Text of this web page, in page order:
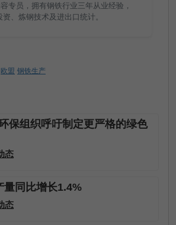
专员，拥有钢铁行业三年从业经验，
、炼钢技术及进出口统计。
欧盟 钢铁生产
保组织呼吁制定更严格的绿色
态
量同比增长1.4%
态